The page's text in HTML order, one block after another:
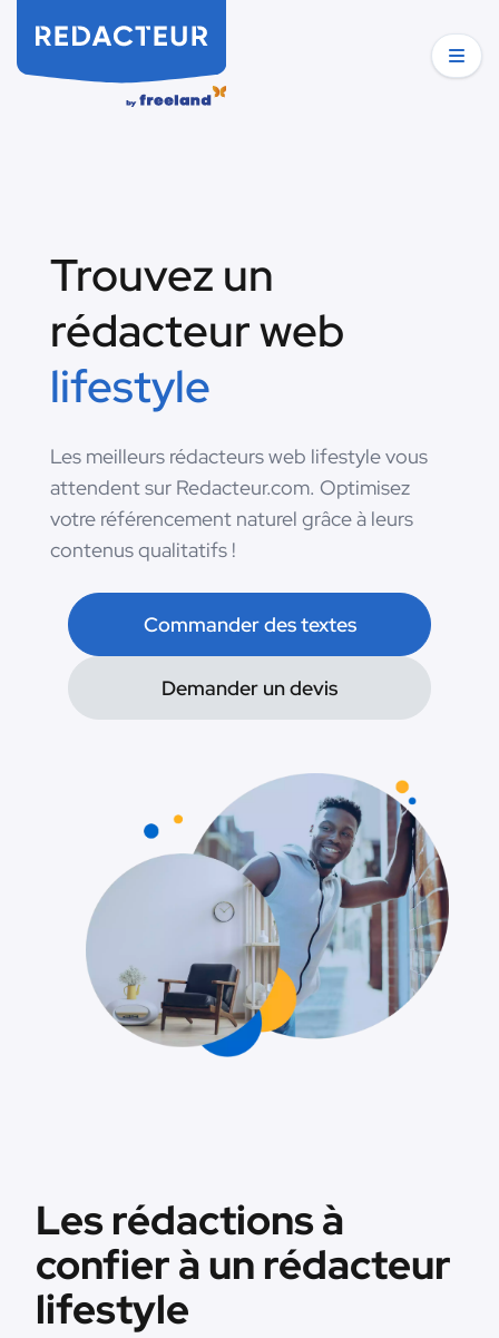
Trouvez un
rédacteur web
lifestyle
Les meilleurs rédacteurs web lifestyle vous
attendent sur Redacteur.com. Optimisez
votre référencement naturel grâce à leurs
contenus qualitatifs !
Commander des textes
Demander un devis
Les rédactions à
confier à un rédacteur
lifestyle